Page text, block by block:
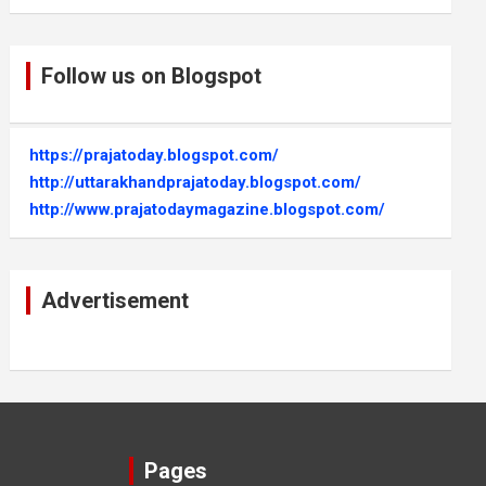
Follow us on Blogspot
https://prajatoday.blogspot.com/
http://uttarakhandprajatoday.blogspot.com/
http://www.prajatodaymagazine.blogspot.com/
Advertisement
Pages